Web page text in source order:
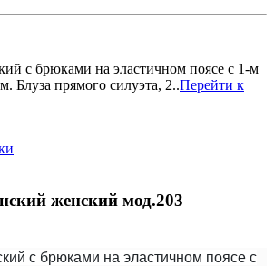
с брюками на эластичном поясе с 1-м
Блуза прямого силуэта, 2..Перейти к
женский мод.203
с брюками на эластичном поясе с